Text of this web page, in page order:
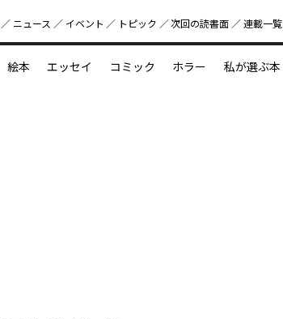
好書好日
ニュース イベント トピック 次回の読書⾯ 連載一覧
絵本 エッセイ コミック ホラー 私が選ぶ本